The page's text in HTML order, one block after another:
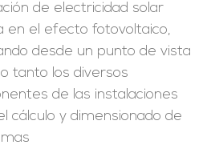
de electricidad solar
en el efecto fotovoltaico,
desde un punto de vista
tanto los diversos
de las instalaciones
cálculo y dimensionado de